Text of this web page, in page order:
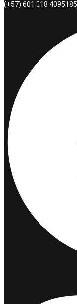
(+57) 601 318 4095185